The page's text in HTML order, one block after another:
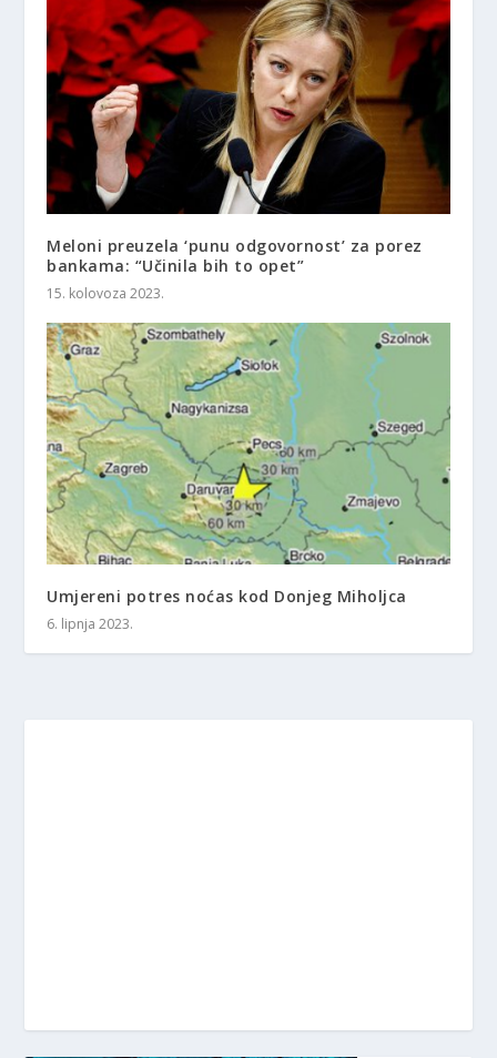
Meloni preuzela ‘punu odgovornost’ za porez
bankama: “Učinila bih to opet”
15. kolovoza 2023.
Umjereni potres noćas kod Donjeg Miholjca
6. lipnja 2023.